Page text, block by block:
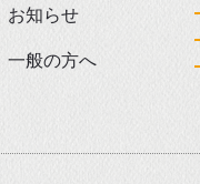
お知らせ
一般の方へ